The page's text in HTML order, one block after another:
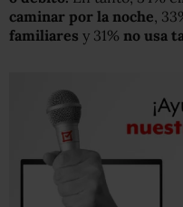
caminar por la noche,
familiares y 31% no usa